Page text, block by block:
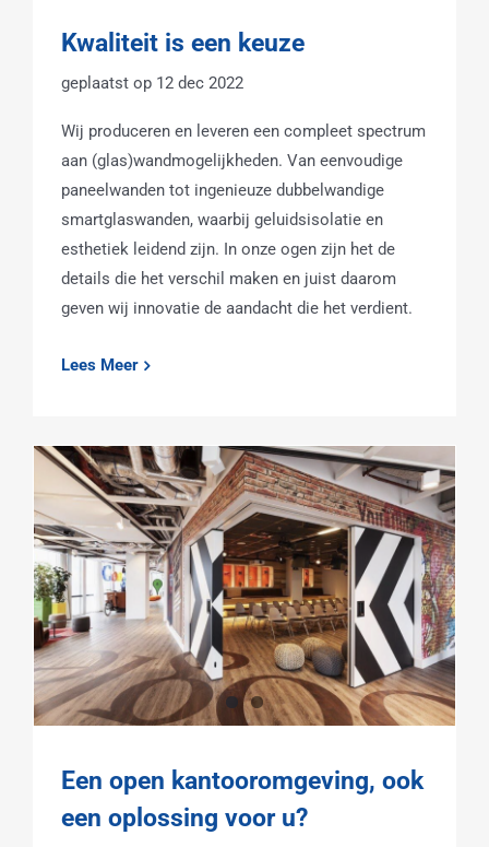
Kwaliteit is een keuze
12 dec 2022
Wij produceren en leveren een compleet spectrum
aan (glas)wandmogelijkheden. Van eenvoudige
paneelwanden tot ingenieuze dubbelwandige
smartglaswanden, waarbij geluidsisolatie en
esthetiek leidend zijn. In onze ogen zijn het de
details die het verschil maken en juist daarom
geven wij innovatie de aandacht die het verdient.
Lees Meer
Een open kantooromgeving, ook
een oplossing voor u?